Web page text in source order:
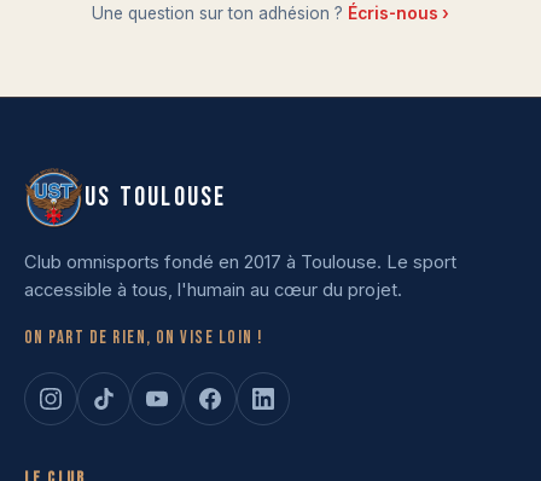
Une question sur ton adhésion ? Écris-nous ›
US TOULOUSE
Club omnisports fondé en 2017 à Toulouse. Le sport
accessible à tous, l'humain au cœur du projet.
On part de rien, on vise loin !